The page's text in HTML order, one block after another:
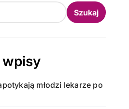
Szukaj
wpisy
młodzi lekarze po